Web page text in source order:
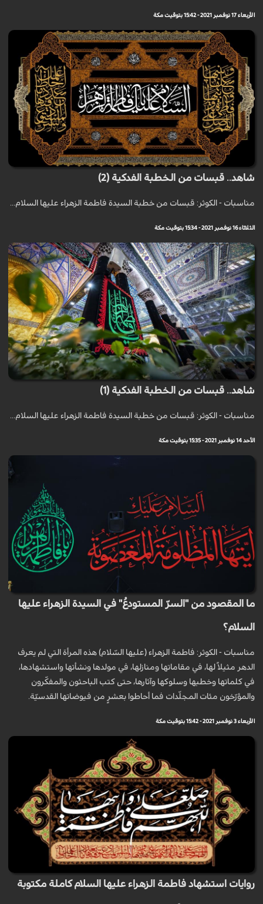
الأربعاء 17 نوفمبر 2021 - 15:42 بتوقيت مكة
شاهد.. قبسات من الخطبة الفدكية (2)
مناسبات - الكوثر: قبسات من خطبة السيدة فاطمة الزهراء عليها السلام...
الثلاثاء 16 نوفمبر 2021 - 15:34 بتوقيت مكة
شاهد.. قبسات من الخطبة الفدكية (1)
مناسبات - الكوثر: قبسات من خطبة السيدة فاطمة الزهراء عليها السلام...
الأحد 14 نوفمبر 2021 - 15:35 بتوقيت مكة
ما المقصود من "السرّ المستودعُ" في السيدة الزهراء عليها
السلام؟
مناسبات - الكوثر: فاطمة الزهراء (عليها السّلام) هذه المرأة التي لم يعرف
الدهر مثيلاً لها، في مقاماتها ومنازلها، في مولدها ونشأتها واستشهادها،
في كلماتها وخطبها وسلوكها وآثارها، حتى كتب الباحثون والمفكّرون
والمؤرّخون مئات المجلّدات فما أحاطوا بعشرٍ من فيوضاتها القدسيّة.
الأربعاء 3 نوفمبر 2021 - 15:42 بتوقيت مكة
روايات استشهاد فاطمة الزهراء عليها السلام كاملة مكتوبة